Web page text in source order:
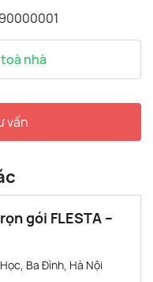
nhà
vấn
gói FLESTA –
Ba Đình, Hà Nội